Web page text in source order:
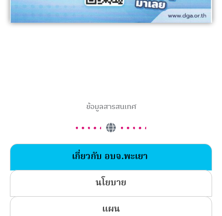
ข้อมูลสารสนเทศ
เกี่ยวกับ อบจ.พะเยา
นโยบาย
แผน